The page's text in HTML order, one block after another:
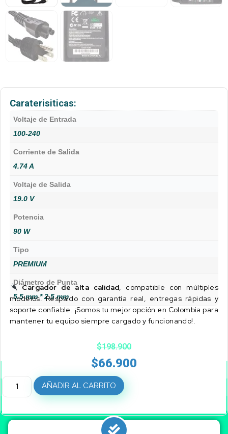
Caraterisiticas:
Voltaje de Entrada
100-240
Corriente de Salida
4.74 A
Voltaje de Salida
19.0 V
Potencia
90 W
Tipo
PREMIUM
Diámetro de Punta
5.5 mm * 2.5 mm
Cargador de alta calidad , compatible con múltiples
modelos. Respaldo con garantía real, entregas rápidas y
soporte confiable. ¡Somos tu mejor opción en Colombia para
mantener tu equipo siempre cargado y funcionando!.
$198.900
$66.900
AÑADIR AL CARRITO